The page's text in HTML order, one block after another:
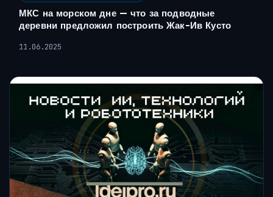
МКС на морском дне — что за подводные
деревни предложил построить Жак-Ив Кусто
11.06.2025